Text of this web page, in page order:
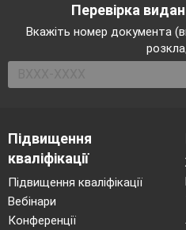
Перевірка
Вкажіть номер документа
Підвищення
кваліфікації
Підвищення кваліфікації
Вебінари
Конференції